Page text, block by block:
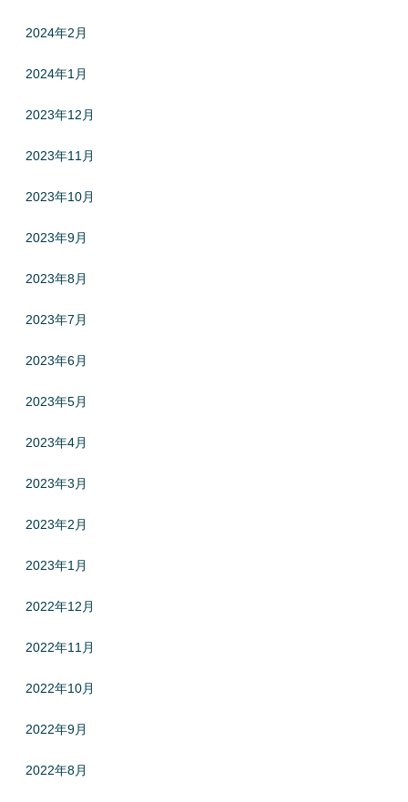
2024年2月
2024年1月
2023年12月
2023年11月
2023年10月
2023年9月
2023年8月
2023年7月
2023年6月
2023年5月
2023年4月
2023年3月
2023年2月
2023年1月
2022年12月
2022年11月
2022年10月
2022年9月
2022年8月